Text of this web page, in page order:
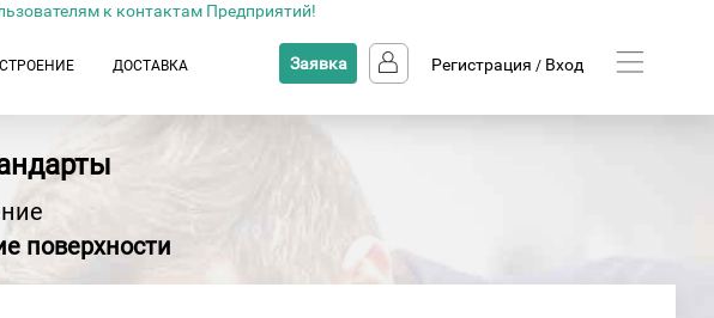
к контактам Предприятий!
ДОСТАВКА Заявка Регистрация / Вход
поверхности